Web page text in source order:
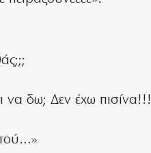
να δω; Δεν έχω πισίνα!!!